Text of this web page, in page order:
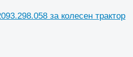
за колесен трактор